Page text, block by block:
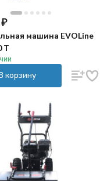
₽
машина EVOLine
T
корзину